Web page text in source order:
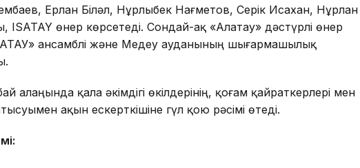
Ерлан Біләл, Нұрлыбек Нағметов, Серік Исахан, Нұрлан
ISATAY өнер көрсетеді. Сондай-ақ «Алатау» дәстүрлі өнер
ансамблі және Медеу ауданының шығармашылық
алаңында қала әкімдігі өкілдерінің, қоғам қайраткерлері мен
ақын ескерткішіне гүл қою рәсімі өтеді.